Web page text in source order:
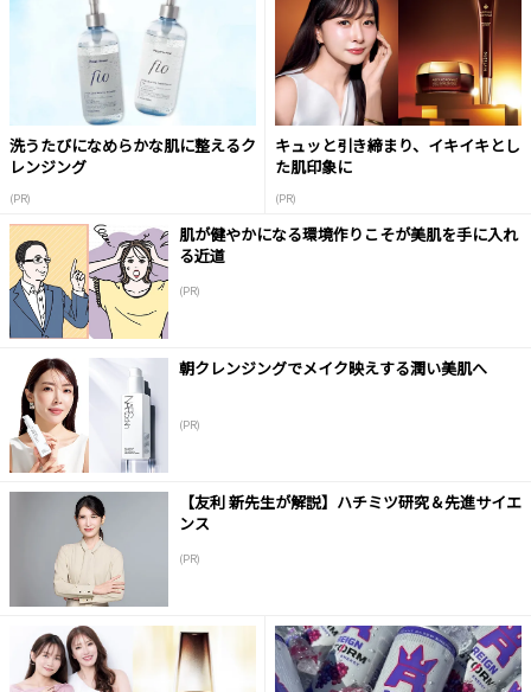
洗うたびになめらかな肌に整えるク
レンジング
(PR)
キュッと引き締まり、イキイキとし
た肌印象に
(PR)
肌が健やかになる環境作りこそが美肌を手に入れ
る近道
(PR)
朝クレンジングでメイク映えする潤い美肌へ
(PR)
【友利 新先生が解説】ハチミツ研究＆先進サイエ
ンス
(PR)